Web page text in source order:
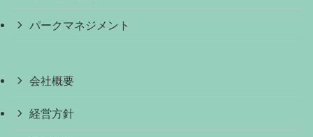
パークマネジメント
会社概要
経営方針